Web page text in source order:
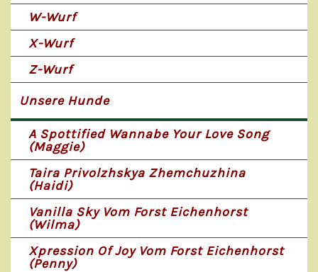
W-Wurf
X-Wurf
Z-Wurf
Unsere Hunde
A Spottified Wannabe Your Love Song
(Maggie)
Taira Privolzhskya Zhemchuzhina
(Haidi)
Vanilla Sky Vom Forst Eichenhorst
(Wilma)
Xpression Of Joy Vom Forst Eichenhorst
(Penny)